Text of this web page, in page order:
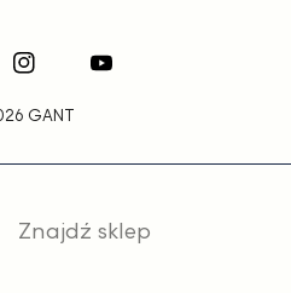
InstagramYouTube
GANT
Znajdź sklep